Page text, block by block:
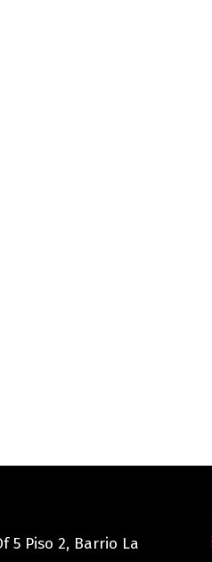
5 Piso 2, Barrio La